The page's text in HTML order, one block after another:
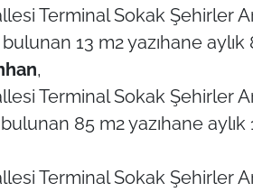
Terminal Sokak Şehirler
13 m2 yazıhane aylık
,
Terminal Sokak Şehirler
85 m2 yazıhane aylık
Terminal Sokak Şehirler